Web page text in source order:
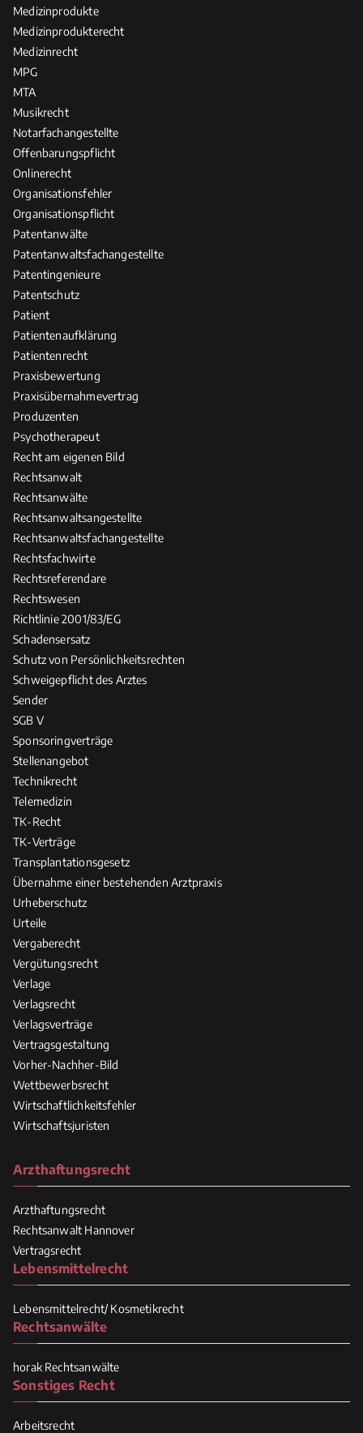
Medizinprodukte
Medizinprodukterecht
Medizinrecht
MPG
MTA
Musikrecht
Notarfachangestellte
Offenbarungspflicht
Onlinerecht
Organisationsfehler
Organisationspflicht
Patentanwälte
Patentanwaltsfachangestellte
Patentingenieure
Patentschutz
Patient
Patientenaufklärung
Patientenrecht
Praxisbewertung
Praxisübernahmevertrag
Produzenten
Psychotherapeut
Recht am eigenen Bild
Rechtsanwalt
Rechtsanwälte
Rechtsanwaltsangestellte
Rechtsanwaltsfachangestellte
Rechtsfachwirte
Rechtsreferendare
Rechtswesen
Richtlinie 2001/83/EG
Schadensersatz
Schutz von Persönlichkeitsrechten
Schweigepflicht des Arztes
Sender
SGB V
Sponsoringverträge
Stellenangebot
Technikrecht
Telemedizin
TK-Recht
TK-Verträge
Transplantationsgesetz
Übernahme einer bestehenden Arztpraxis
Urheberschutz
Urteile
Vergaberecht
Vergütungsrecht
Verlage
Verlagsrecht
Verlagsverträge
Vertragsgestaltung
Vorher-Nachher-Bild
Wettbewerbsrecht
Wirtschaftlichkeitsfehler
Wirtschaftsjuristen
Arzthaftungsrecht
Arzthaftungsrecht
Rechtsanwalt Hannover
Vertragsrecht
Lebensmittelrecht
Lebensmittelrecht/ Kosmetikrecht
Rechtsanwälte
horak Rechtsanwälte
Sonstiges Recht
Arbeitsrecht